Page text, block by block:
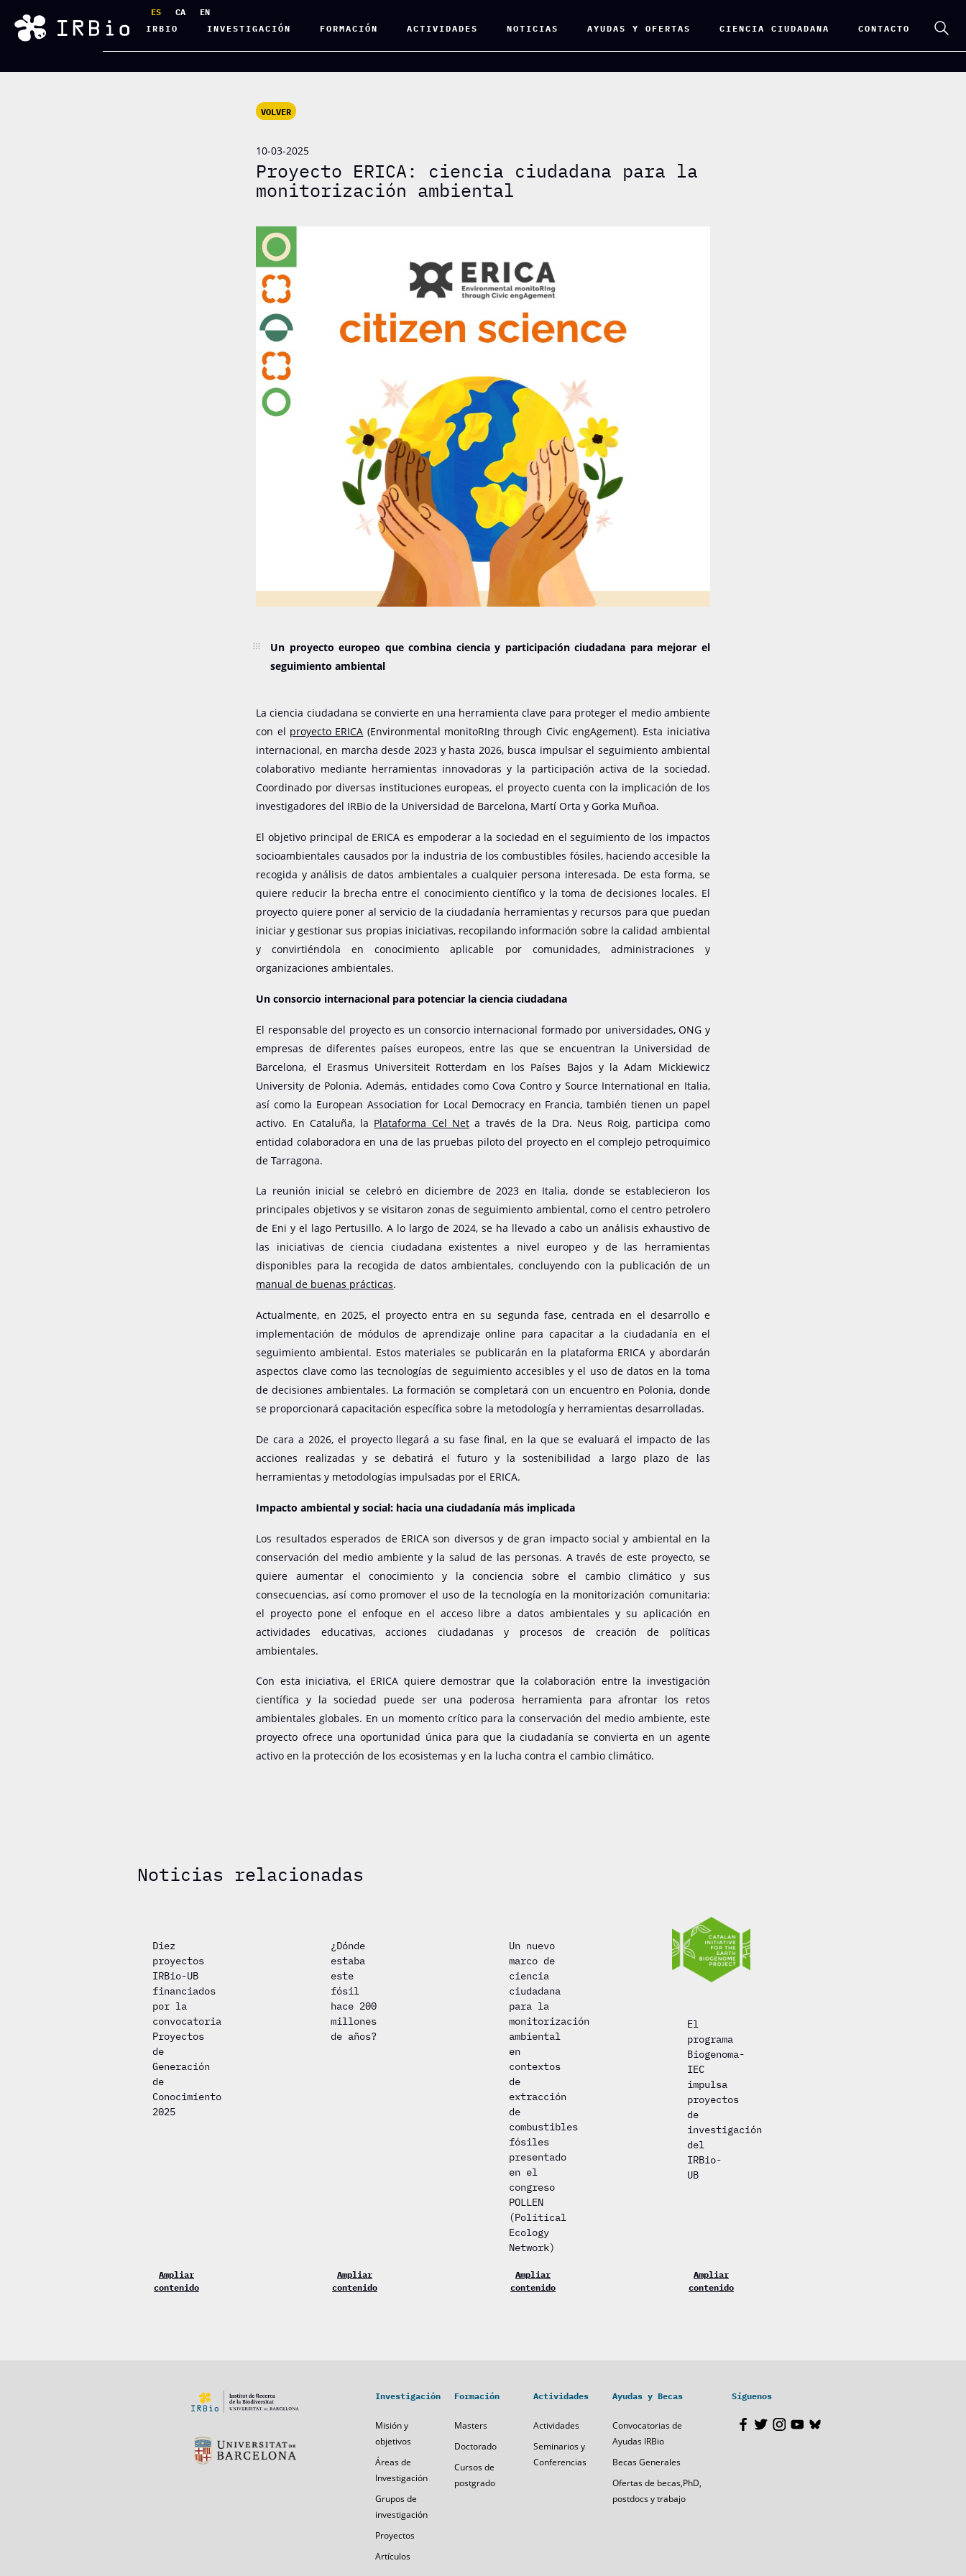
ES CA
EN
IRBIO
INVESTIGACIÓN FORMACIÓN ACTIVIDADES NOTICIAS AYUDAS Y OFERTAS CIENCIA CIUDADANA CONTACTO
VOLVER
10-03-2025
Proyecto ERICA: ciencia ciudadana para la
monitorización ambiental
Un proyecto europeo que combina ciencia y participación ciudadana para mejorar el
seguimiento ambiental
La ciencia ciudadana se convierte en una herramienta clave para proteger el medio ambiente
con el proyecto ERICA (Environmental monitoRIng through Civic engAgement). Esta iniciativa
internacional, en marcha desde 2023 y hasta 2026, busca impulsar el seguimiento ambiental
colaborativo mediante herramientas innovadoras y la participación activa de la sociedad.
Coordinado por diversas instituciones europeas, el proyecto cuenta con la implicación de los
investigadores del IRBio de la Universidad de Barcelona, Martí Orta y Gorka Muñoa.
El objetivo principal de ERICA es empoderar a la sociedad en el seguimiento de los impactos
socioambientales causados por la industria de los combustibles fósiles, haciendo accesible la
recogida y análisis de datos ambientales a cualquier persona interesada. De esta forma, se
quiere reducir la brecha entre el conocimiento científico y la toma de decisiones locales. El
proyecto quiere poner al servicio de la ciudadanía herramientas y recursos para que puedan
iniciar y gestionar sus propias iniciativas, recopilando información sobre la calidad ambiental
y convirtiéndola en conocimiento aplicable por comunidades, administraciones y
organizaciones ambientales.
Un consorcio internacional para potenciar la ciencia ciudadana
El responsable del proyecto es un consorcio internacional formado por universidades, ONG y
empresas de diferentes países europeos, entre las que se encuentran la Universidad de
Barcelona, el Erasmus Universiteit Rotterdam en los Países Bajos y la Adam Mickiewicz
University de Polonia. Además, entidades como Cova Contro y Source International en Italia,
así como la European Association for Local Democracy en Francia, también tienen un papel
activo. En Cataluña, la Plataforma Cel Net a través de la Dra. Neus Roig, participa como
entidad colaboradora en una de las pruebas piloto del proyecto en el complejo petroquímico
de Tarragona.
La reunión inicial se celebró en diciembre de 2023 en Italia, donde se establecieron los
principales objetivos y se visitaron zonas de seguimiento ambiental, como el centro petrolero
de Eni y el lago Pertusillo. A lo largo de 2024, se ha llevado a cabo un análisis exhaustivo de
las iniciativas de ciencia ciudadana existentes a nivel europeo y de las herramientas
disponibles para la recogida de datos ambientales, concluyendo con la publicación de un
manual de buenas prácticas.
Actualmente, en 2025, el proyecto entra en su segunda fase, centrada en el desarrollo e
implementación de módulos de aprendizaje online para capacitar a la ciudadanía en el
seguimiento ambiental. Estos materiales se publicarán en la plataforma ERICA y abordarán
aspectos clave como las tecnologías de seguimiento accesibles y el uso de datos en la toma
de decisiones ambientales. La formación se completará con un encuentro en Polonia, donde
se proporcionará capacitación específica sobre la metodología y herramientas desarrolladas.
De cara a 2026, el proyecto llegará a su fase final, en la que se evaluará el impacto de las
acciones realizadas y se debatirá el futuro y la sostenibilidad a largo plazo de las
herramientas y metodologías impulsadas por el ERICA.
Impacto ambiental y social: hacia una ciudadanía más implicada
Los resultados esperados de ERICA son diversos y de gran impacto social y ambiental en la
conservación del medio ambiente y la salud de las personas. A través de este proyecto, se
quiere aumentar el conocimiento y la conciencia sobre el cambio climático y sus
consecuencias, así como promover el uso de la tecnología en la monitorización comunitaria:
el proyecto pone el enfoque en el acceso libre a datos ambientales y su aplicación en
actividades educativas, acciones ciudadanas y procesos de creación de políticas
ambientales.
Con esta iniciativa, el ERICA quiere demostrar que la colaboración entre la investigación
científica y la sociedad puede ser una poderosa herramienta para afrontar los retos
ambientales globales. En un momento crítico para la conservación del medio ambiente, este
proyecto ofrece una oportunidad única para que la ciudadanía se convierta en un agente
activo en la protección de los ecosistemas y en la lucha contra el cambio climático.
Noticias relacionadas
Diez
proyectos
IRBio-UB
financiados
por la
convocatoria
Proyectos
de
Generación
de
Conocimiento
2025
Ampliar
contenido
¿Dónde
estaba
este
fósil
hace 200
millones
de años?
Ampliar
contenido
Un nuevo
marco de
ciencia
ciudadana
para la
monitorización
ambiental
en
contextos
de
extracción
de
combustibles
fósiles
presentado
en el
congreso
POLLEN
(Political
Ecology
Network)
Ampliar
contenido
El
programa
Biogenoma-
IEC
impulsa
proyectos
de
investigación
del
IRBio-
UB
Ampliar
contenido
Investigación
Misión y
objetivos
Áreas de
Investigación
Grupos de
investigación
Proyectos
Artículos
Formación
Masters
Doctorado
Cursos de
postgrado
Actividades
Actividades
Seminarios y
Conferencias
Ayudas y Becas
Convocatorias de
Ayudas IRBio
Becas Generales
Ofertas de becas,PhD,
postdocs y trabajo
Síguenos